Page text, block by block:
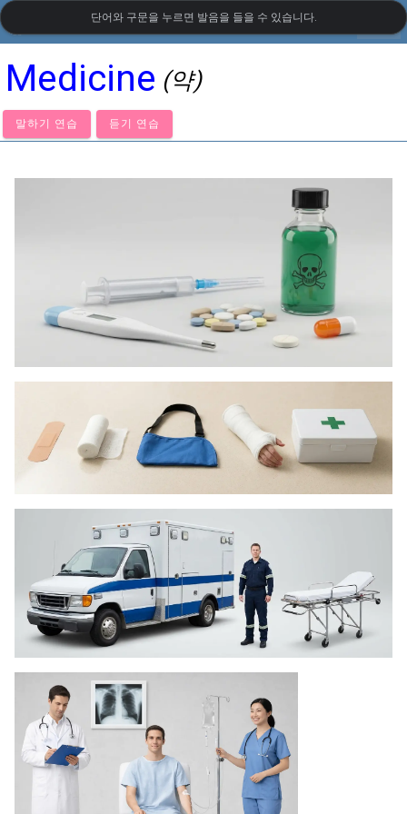
LanguageGuide.org•영국 영어 시각 어휘
Medicine (약)
말하기 연습 듣기 연습
단어와 구문을 누르면 발음을 들을 수 있습니다.